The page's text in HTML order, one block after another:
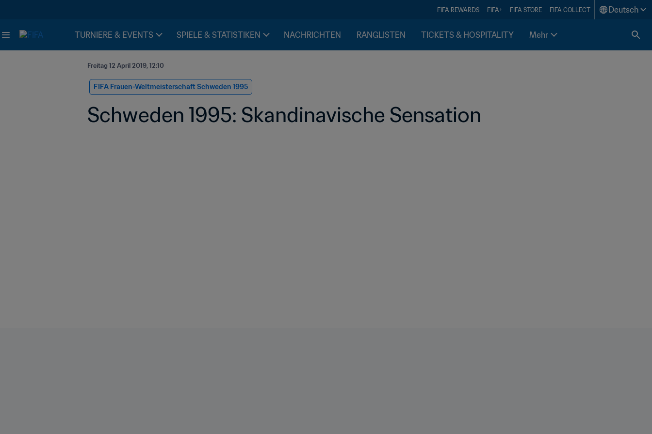
FIFA REWARDS FIFA+ FIFA STORE FIFA COLLECT Deutsch
TURNIERE & EVENTS SPIELE & STATISTIKEN NACHRICHTEN RANGLISTEN TICKETS & HOSPITALITY Mehr
Freitag 12 April 2019, 12:10
FIFA Frauen-Weltmeisterschaft Schweden 1995
Schweden 1995: Skandinavische Sensation